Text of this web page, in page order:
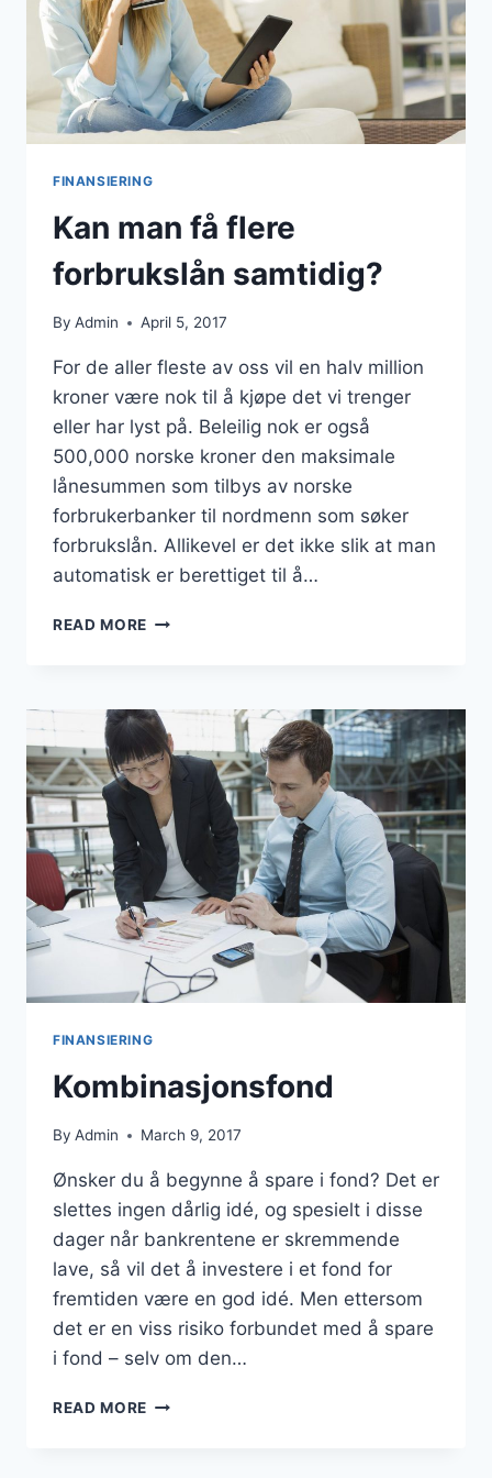
FINANSIERING
Kan man få flere
forbrukslån samtidig?
By Admin April 5, 2017
For de aller fleste av oss vil en halv million
kroner være nok til å kjøpe det vi trenger
eller har lyst på. Beleilig nok er også
500,000 norske kroner den maksimale
lånesummen som tilbys av norske
forbrukerbanker til nordmenn som søker
forbrukslån. Allikevel er det ikke slik at man
automatisk er berettiget til å…
READ MORE KAN
FORBRUKSLÅN
SAMTIDIG?
FINANSIERING
Kombinasjonsfond
By Admin March 9, 2017
Ønsker du å begynne å spare i fond? Det er
slettes ingen dårlig idé, og spesielt i disse
dager når bankrentene er skremmende
lave, så vil det å investere i et fond for
fremtiden være en god idé. Men ettersom
det er en viss risiko forbundet med å spare
i fond – selv om den…
READ MORE KOMBINASJONSFOND